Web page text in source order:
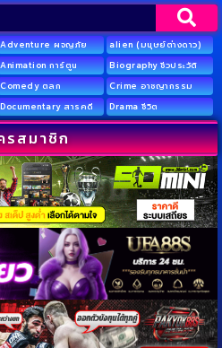
Adventure ผจญภัย
alien (มนุษย์ต่างดาว)
Animation การ์ตูน
Biography ชีวประวัติ
Comedy ตลก
Crime อาชญากรรม
Documentary สารคดี Drama ชีวิต
รสมาชิก